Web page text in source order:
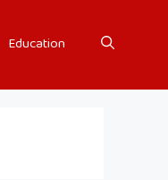
Education